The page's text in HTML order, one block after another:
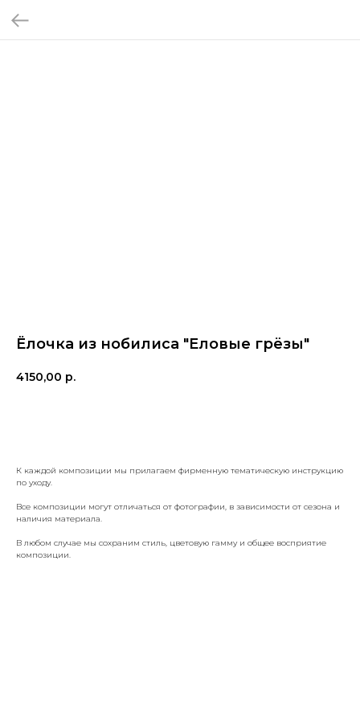
Ёлочка из нобилиса "Еловые грёзы"
4150,00 р.
К каждой композиции мы прилагаем фирменную тематическую инструкцию
по уходу.
Все композиции могут отличаться от фотографии, в зависимости от сезона и
наличия материала.
В любом случае мы сохраним стиль, цветовую гамму и общее восприятие
композиции.